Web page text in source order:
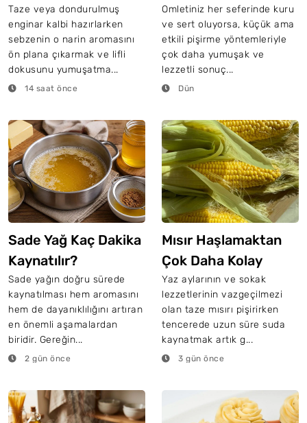
Taze veya dondurulmuş
enginar kalbi hazırlarken
sebzenin o narin aromasını
ön plana çıkarmak ve lifli
dokusunu yumuşatma...
14 saat önce
Olmayacak
Omletiniz her seferinde kuru
ve sert oluyorsa, küçük ama
etkili pişirme yöntemleriyle
çok daha yumuşak ve
lezzetli sonuç...
Dün
Sade Yağ Kaç Dakika
Kaynatılır?
Sade yağın doğru sürede
kaynatılması hem aromasını
hem de dayanıklılığını artıran
en önemli aşamalardan
biridir. Gereğin...
2 gün önce
Mısır Haşlamaktan
Çok Daha Kolay
Fırınlama Hilesi
Yaz aylarının ve sokak
lezzetlerinin vazgeçilmezi
olan taze mısırı pişirirken
tencerede uzun süre suda
kaynatmak artık g...
3 gün önce